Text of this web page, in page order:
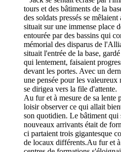
tours et des bâtiments de la
des soldats pressés se
situait sur une immense place
entourée par des bassins qui
mémorial des disparus de
situait l'entrée de la base,
qui lentement, faisaient
devant les portes. Avec un
une pensée pour les valeureux
se dirigea vers la file d'attente.
Au fur et à mesure de sa lente
loisir observer ce qui allait
son quotidien. Le bâtiment qui
nouveaux arrivants était de
ci partaient trois gigantesque
de locaux différents.Au fur et